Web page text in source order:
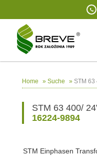
Home » Suche » STM 63
STM 63 400/
16224-9894
STM Einphasen